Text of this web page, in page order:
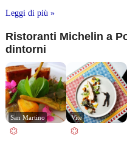
Leggi di più »
Ristoranti Michelin a
dintorni
San Martino Vite